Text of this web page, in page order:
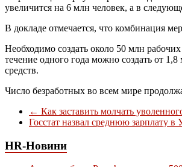
увеличится на 6 млн человек, а в
В докладе отмечается, что комбинация
Необходимо создать около 50 млн
течение одного года можно создать от
средств.
Число безработных во всем мире
← Как заставить молчать
Госстат назвал среднюю зарплату в
HR-Новини